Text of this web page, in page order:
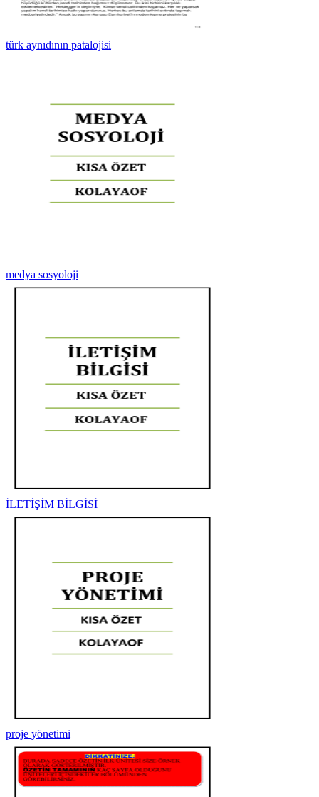
türk aynıdının patalojisi
medya sosyoloji
İLETİŞİM BİLGİSİ
proje yönetimi